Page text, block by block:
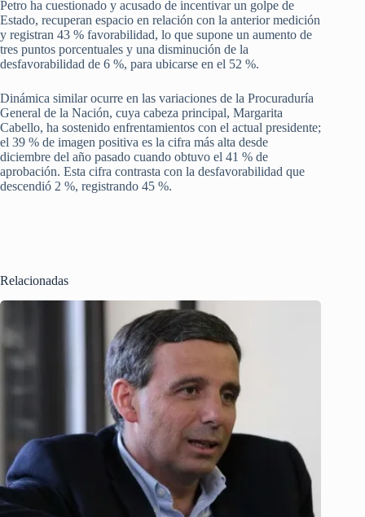
Petro ha cuestionado y acusado de incentivar un golpe de
Estado, recuperan espacio en relación con la anterior medición
y registran 43 % favorabilidad, lo que supone un aumento de
tres puntos porcentuales y una disminución de la
desfavorabilidad de 6 %, para ubicarse en el 52 %.
Dinámica similar ocurre en las variaciones de la Procuraduría
General de la Nación, cuya cabeza principal, Margarita
Cabello, ha sostenido enfrentamientos con el actual presidente;
el 39 % de imagen positiva es la cifra más alta desde
diciembre del año pasado cuando obtuvo el 41 % de
aprobación. Esta cifra contrasta con la desfavorabilidad que
descendió 2 %, registrando 45 %.
Relacionadas